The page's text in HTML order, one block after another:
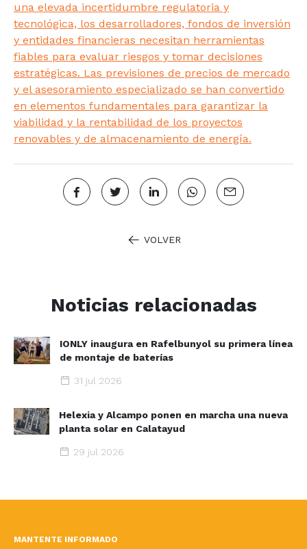
una elevada incertidumbre regulatoria y
tecnológica, los desarrolladores, fondos de inversión
y entidades financieras necesitan herramientas
fiables para evaluar riesgos y tomar decisiones
estratégicas. Las previsiones de precios de mercado
y el asesoramiento especializado se han convertido
en elementos fundamentales para garantizar la
viabilidad y la rentabilidad de los proyectos
renovables y de almacenamiento de energía.
VOLVER
Noticias relacionadas
IONLY inaugura en Rafelbunyol su primera línea
de montaje de baterías
31 jul 2026
Helexia y Alcampo ponen en marcha una nueva
planta solar en Calatayud
29 jul 2026
MANTENTE INFORMADO